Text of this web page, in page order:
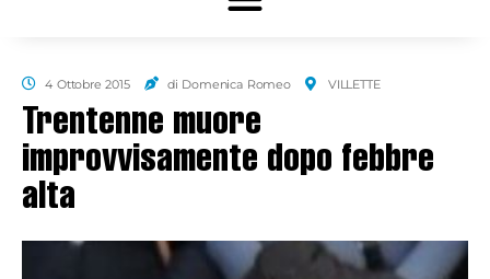
4 Ottobre 2015 di Domenica Romeo VILLETTE
Trentenne muore
improvvisamente dopo febbre
alta